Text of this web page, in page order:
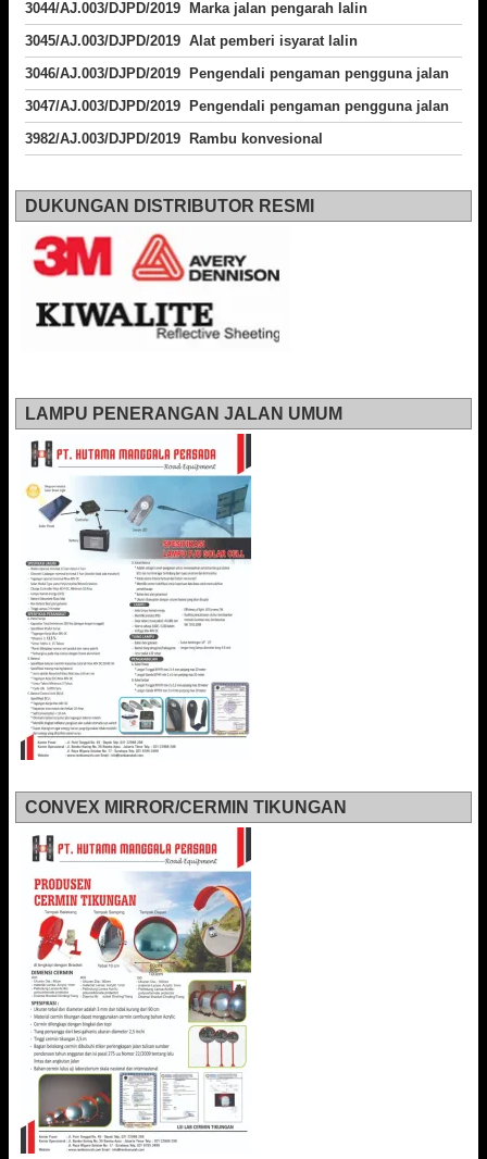
3044/AJ.003/DJPD/2019 Marka jalan pengarah lalin
3045/AJ.003/DJPD/2019 Alat pemberi isyarat lalin
3046/AJ.003/DJPD/2019 Pengendali pengaman pengguna jalan
3047/AJ.003/DJPD/2019 Pengendali pengaman pengguna jalan
3982/AJ.003/DJPD/2019 Rambu konvesional
DUKUNGAN DISTRIBUTOR RESMI
LAMPU PENERANGAN JALAN UMUM
CONVEX MIRROR/CERMIN TIKUNGAN